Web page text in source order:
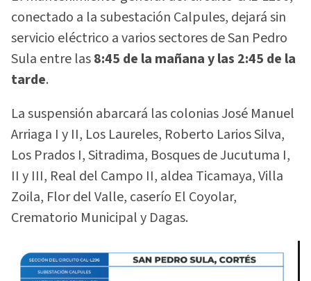
conectado a la subestación Calpules, dejará sin
servicio eléctrico a varios sectores de San Pedro
Sula entre las8:45 de la mañana y las 2:45 de la
tarde.
La suspensión abarcará las colonias José Manuel
Arriaga I y II, Los Laureles, Roberto Larios Silva,
Los Prados I, Sitradima, Bosques de Jucutuma I,
II y III, Real del Campo II, aldea Ticamaya, Villa
Zoila, Flor del Valle, caserío El Coyolar,
Crematorio Municipal y Dagas.